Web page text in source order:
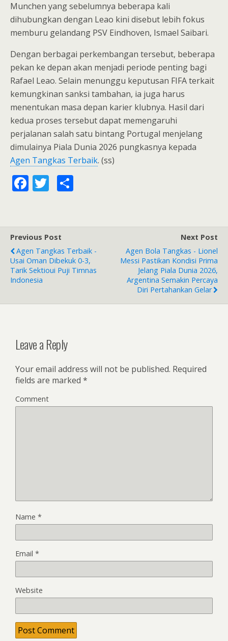
Munchen yang sebelumnya beberapa kali
dihubungkan dengan Leao kini disebut lebih fokus
memburu gelandang PSV Eindhoven, Ismael Saibari.
Dengan berbagai perkembangan tersebut, beberapa
pekan ke depan akan menjadi periode penting bagi
Rafael Leao. Selain menunggu keputusan FIFA terkait
kemungkinan sanksi tambahan, ia juga harus
menentukan masa depan karier klubnya. Hasil dari
kedua proses tersebut dapat memengaruhi
perjalanan salah satu bintang Portugal menjelang
dimulainya Piala Dunia 2026 pungkasnya kepada
Agen Tangkas Terbaik. (ss)
F
b
o
o
k
T
er
Previous Post
Agen Tangkas Terbaik -
Usai Oman Dibekuk 0-3,
Tarik Sektioui Puji Timnas
Indonesia
Next Post
Agen Bola Tangkas - Lionel
Messi Pastikan Kondisi Prima
Jelang Piala Dunia 2026,
Argentina Semakin Percaya
Diri Pertahankan Gelar
Leave a Reply
Your email address will not be published. Required
fields are marked *
Comment
Name *
Email *
Website